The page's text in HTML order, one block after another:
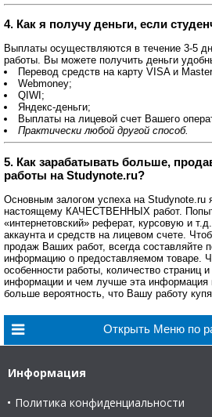
4. Как я получу деньги, если
Выплаты осуществляются в течение 3-5
работы. Вы можете получить деньги
Перевод средств на карту VISA и
Webmoney;
QIWI;
Яндекс-деньги;
Выплаты на лицевой счет Вашего
Практически любой другой способ.
5. Как зарабатывать больше,
работы на Studynote.ru?
Основным залогом успеха на Studynote.ru
настоящему КАЧЕСТВЕННЫХ работ.
«интернетовский» реферат, курсовую и
аккаунта и средств на лицевом счете.
продаж Ваших работ, всегда составляйте
информацию о предоставляемом товаре.
особенности работы, количество страниц
информации и чем лучше эта информация
больше вероятность, что Вашу работу
Информация
Политика конфиденциальности